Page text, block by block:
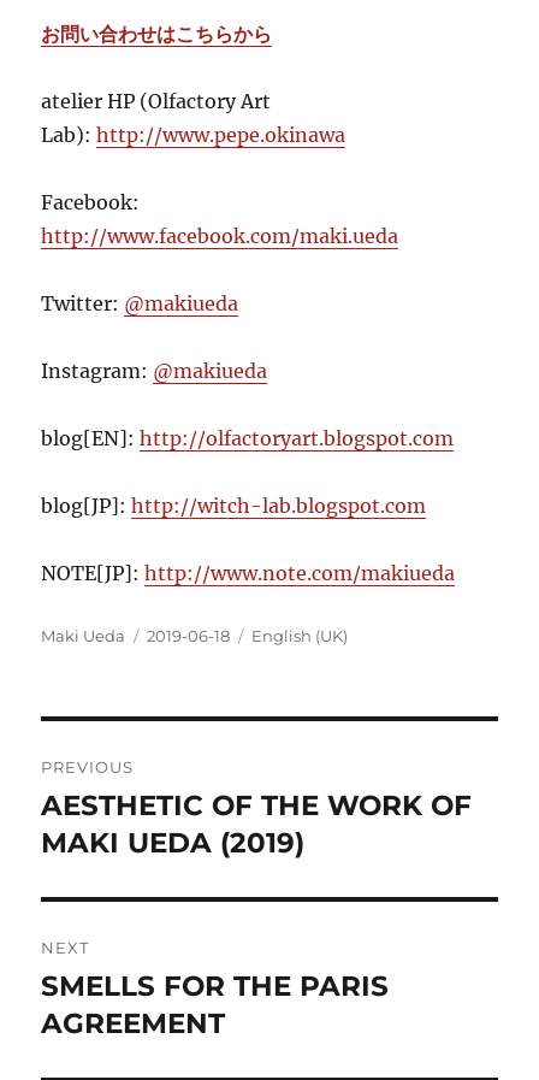
お問い合わせはこちらから
atelier HP (Olfactory Art
Lab):http://www.pepe.okinawa
Facebook:
http://www.facebook.com/maki.ueda
Twitter: @makiueda
Instagram: @makiueda
blog[EN]:http://olfactoryart.blogspot.com
blog[JP]:http://witch-lab.blogspot.com
NOTE[JP]:http://www.note.com/makiueda
Author
Maki Ueda
Posted
2019-06-18 Categories
English (UK)
navigation
PREVIOUS
Previous
post:
AESTHETIC OF THE WORK OF
MAKI UEDA (2019)
NEXT
Next
post:
SMELLS FOR THE PARIS
AGREEMENT